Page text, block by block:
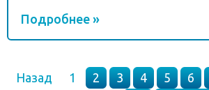
Подробнее »
Назад 1 2 3 4 5 6